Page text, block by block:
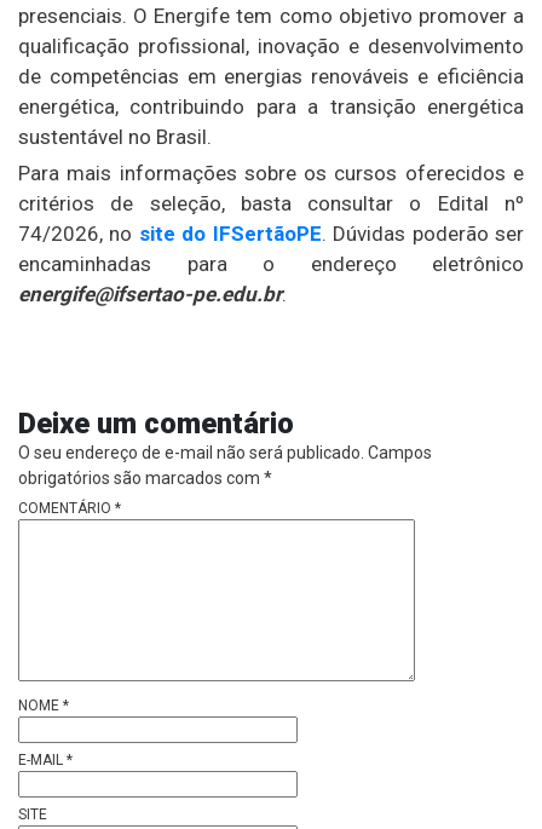
presenciais. O Energife tem como objetivo promover a
qualificação profissional, inovação e desenvolvimento
de competências em energias renováveis e eficiência
energética, contribuindo para a transição energética
sustentável no Brasil.
Para mais informações sobre os cursos oferecidos e
critérios de seleção, basta consultar o Edital nº
74/2026, no site do IFSertãoPE. Dúvidas poderão ser
encaminhadas para o endereço eletrônico
energife@ifsertao-pe.edu.br.
Deixe um comentário
O seu endereço de e-mail não será publicado. Campos
obrigatórios são marcados com *
COMENTÁRIO *
NOME *
E-MAIL *
SITE